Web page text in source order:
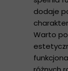
dodaje
Warto